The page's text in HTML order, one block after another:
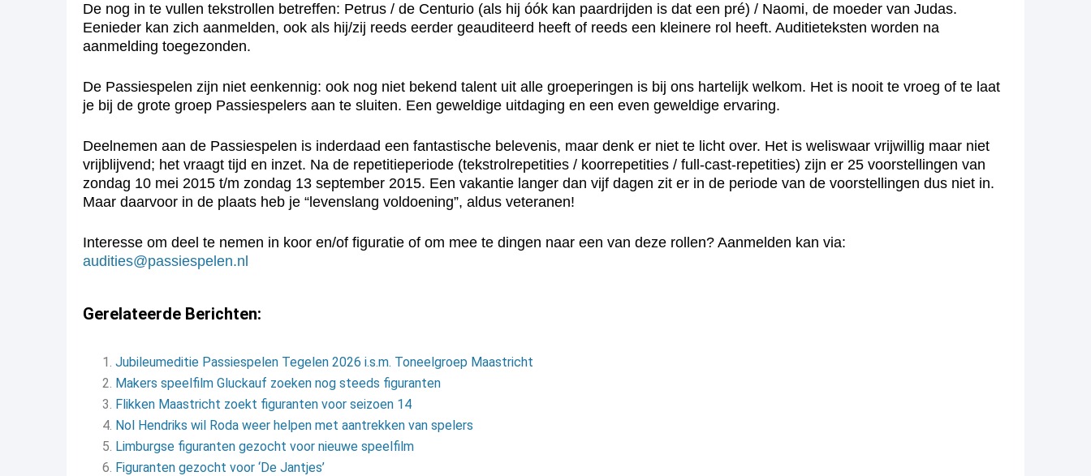
De nog in te vullen tekstrollen betreffen: Petrus / de Centurio (als hij óók kan paardrijden is dat een pré) / Naomi, de moeder van Judas.
Eenieder kan zich aanmelden, ook als hij/zij reeds eerder geauditeerd heeft of reeds een kleinere rol heeft. Auditieteksten worden na
aanmelding toegezonden.
De Passiespelen zijn niet eenkennig: ook nog niet bekend talent uit alle groeperingen is bij ons hartelijk welkom. Het is nooit te vroeg of te laat
je bij de grote groep Passiespelers aan te sluiten. Een geweldige uitdaging en een even geweldige ervaring.
Deelnemen aan de Passiespelen is inderdaad een fantastische belevenis, maar denk er niet te licht over. Het is weliswaar vrijwillig maar niet
vrijblijvend; het vraagt tijd en inzet. Na de repetitieperiode (tekstrolrepetities / koorrepetities / full-cast-repetities) zijn er 25 voorstellingen van
zondag 10 mei 2015 t/m zondag 13 september 2015. Een vakantie langer dan vijf dagen zit er in de periode van de voorstellingen dus niet in.
Maar daarvoor in de plaats heb je “levenslang voldoening”, aldus veteranen!
Interesse om deel te nemen in koor en/of figuratie of om mee te dingen naar een van deze rollen? Aanmelden kan via:
audities@passiespelen.nl
Gerelateerde Berichten:
Jubileumeditie Passiespelen Tegelen 2026 i.s.m. Toneelgroep Maastricht
Makers speelfilm Gluckauf zoeken nog steeds figuranten
Flikken Maastricht zoekt figuranten voor seizoen 14
Nol Hendriks wil Roda weer helpen met aantrekken van spelers
Limburgse figuranten gezocht voor nieuwe speelfilm
Figuranten gezocht voor ‘De Jantjes’